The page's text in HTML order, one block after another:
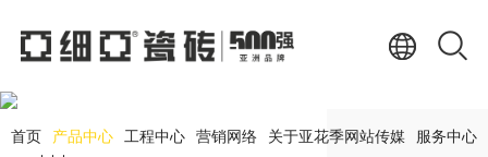
首页 产品中心 工程中心 营销网络 关于亚花季网站传媒 服务中心
PRODUCT CENTER